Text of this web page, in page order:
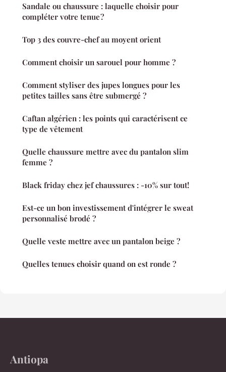
Sandale ou chaussure : laquelle choisir pour
compléter votre tenue ?
Top 3 des couvre-chef au moyent orient
Comment choisir un sarouel pour homme ?
Comment styliser des jupes longues pour les
petites tailles sans être submergé ?
Caftan algérien : les points qui caractérisent ce
type de vêtement
Quelle chaussure mettre avec du pantalon slim
femme ?
Black friday chez jef chaussures : -10% sur tout!
Est-ce un bon investissement d'intégrer le sweat
personnalisé brodé ?
Quelle veste mettre avec un pantalon beige ?
Quelles tenues choisir quand on est ronde ?
Antiopa